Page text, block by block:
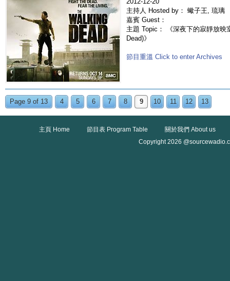
主持人 Hosted by： 蠍子王, 琉璃
嘉賓 Guest：
主題 Topic： 《深夜下的寂靜放映
Dead)》
節目重溫 Click to enter Archives
Page 9 of 13 4 5 6 7 8 9 10 11 12 13
主頁 Home 節目表 Program Table
關於我們 About us
Copyright 2026